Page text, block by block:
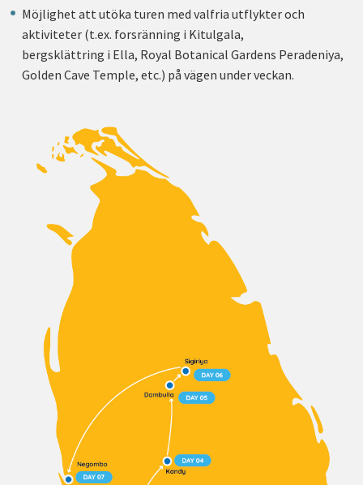
Möjlighet att utöka turen med valfria utflykter och
aktiviteter (t.ex. forsränning i Kitulgala,
bergsklättring i Ella, Royal Botanical Gardens Peradeniya,
Golden Cave Temple, etc.) på vägen under veckan.